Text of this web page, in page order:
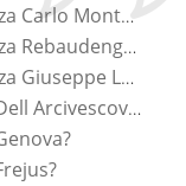
Vendere o Affittare in Piazza Carlo Montanari?
Vendere o Affittare in Piazza Rebaudengo?
Vendere o Affittare in Piazza Giuseppe Luigi Lagrange?
Vendere o Affittare in Via Dell Arcivescovado?